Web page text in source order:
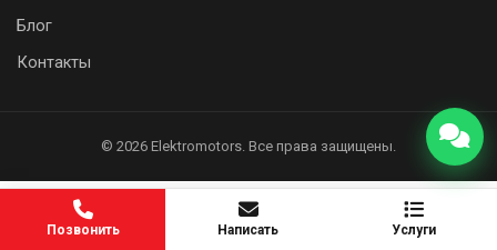
Блог
Контакты
© 2026 Elektromotors. Все права защищены.
Позвонить Написать Услуги